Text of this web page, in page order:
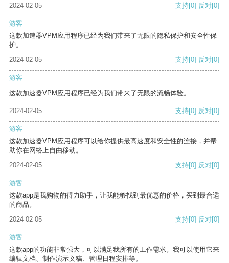
2024-02-05 支持[0] 反对[0]
游客
这款加速器VPM应用程序已经为我们带来了无限的隐私保护和安全性保
护。
2024-02-05
支持[0] 反对[0]
游客
这款加速器VPM应用程序已经为我们带来了无限的流畅体验。
2024-02-05 支持[0] 反对[0]
游客
这款加速器VPM应用程序可以给你提供最高速度和安全性的连接，并帮
助你在网络上自由移动。
2024-02-05
支持[0] 反对[0]
游客
这款app是我购物的得力助手，让我能够找到最优惠的价格，买到最合适
的商品。
2024-02-05
支持[0] 反对[0]
游客
这款app的功能非常强大，可以满足我所有的工作需求。我可以使用它来
编辑文档、制作演示文稿、管理日程安排等。